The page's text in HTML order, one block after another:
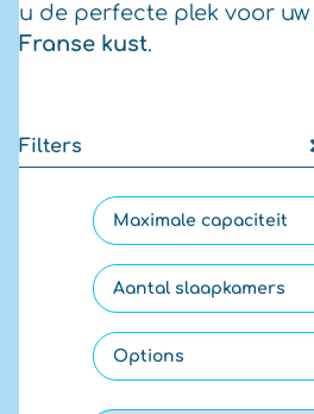
u de perfecte plek voor uw
Franse kust.
Filters
Maximale capaciteit
Aantal slaapkamers
Options